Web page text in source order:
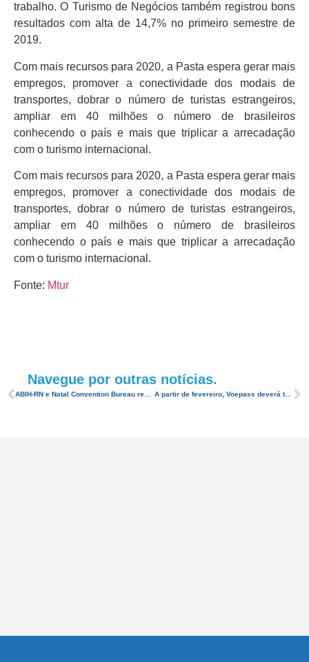
trabalho. O Turismo de Negócios também registrou bons
resultados com alta de 14,7% no primeiro semestre de
2019.
Com mais recursos para 2020, a Pasta espera gerar mais
empregos, promover a conectividade dos modais de
transportes, dobrar o número de turistas estrangeiros,
ampliar em 40 milhões o número de brasileiros
conhecendo o país e mais que triplicar a arrecadação
com o turismo internacional.
Com mais recursos para 2020, a Pasta espera gerar mais
empregos, promover a conectividade dos modais de
transportes, dobrar o número de turistas estrangeiros,
ampliar em 40 milhões o número de brasileiros
conhecendo o país e mais que triplicar a arrecadação
com o turismo internacional.
Fonte: Mtur
Navegue por outras notícias.
ABIH-RN e Natal Convention Bureau realizam confraternização com trade turístico do RN para celebrar as ações de 2019 A partir de fevereiro, Voepass deverá ter voo diário de Fortaleza para Natal